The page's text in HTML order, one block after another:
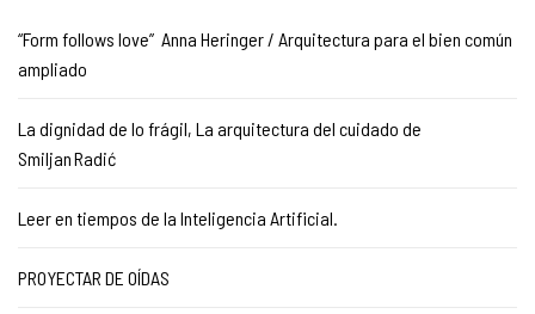
“Form follows love” Anna Heringer / Arquitectura para el bien común
ampliado
La dignidad de lo frágil, La arquitectura del cuidado de
Smiljan Radić
Leer en tiempos de la Inteligencia Artificial.
PROYECTAR DE OÍDAS